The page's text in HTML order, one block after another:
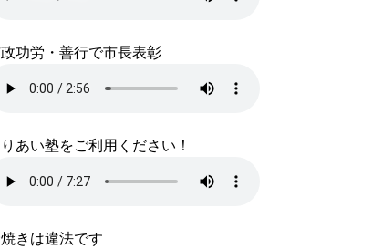
功労・善行で市長表彰
あい塾をご利用ください！
きは違法です